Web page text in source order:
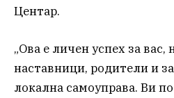
Центар.
„Ова е личен успех за вас,
наставници, родители и
локална самоуправа. Ви